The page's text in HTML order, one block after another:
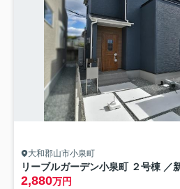
大和郡山市小泉町
リーブルガーデン小泉町 ２号棟 ／
2,880万円